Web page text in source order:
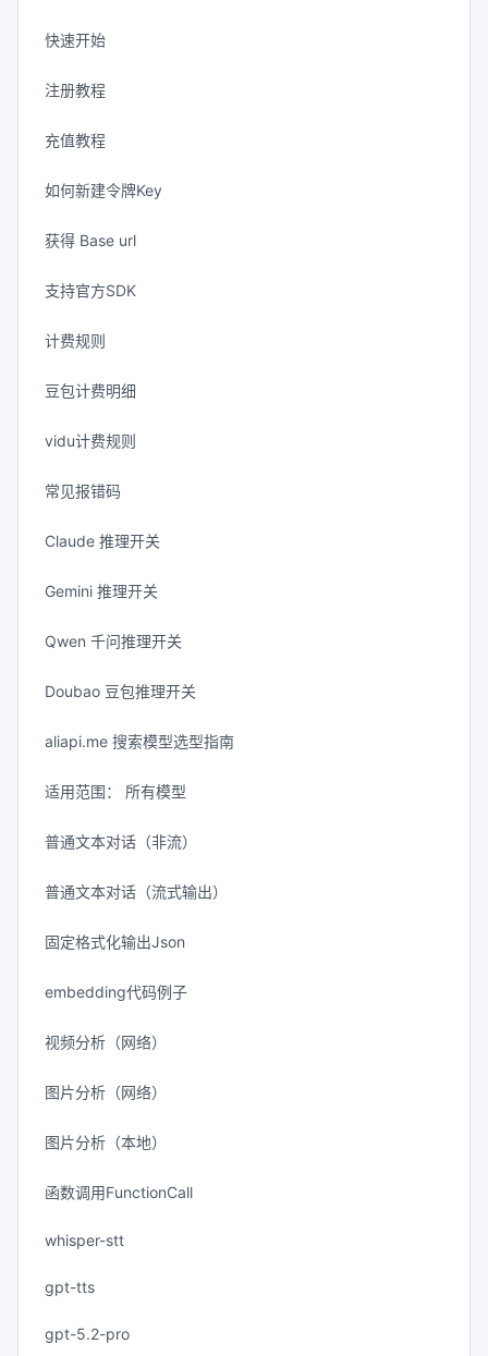
快速开始
注册教程
充值教程
如何新建令牌Key
获得 Base url
支持官方SDK
计费规则
豆包计费明细
vidu计费规则
常见报错码
Claude 推理开关
Gemini 推理开关
Qwen 千问推理开关
Doubao 豆包推理开关
aliapi.me 搜索模型选型指南
适用范围： 所有模型
普通文本对话（非流）
普通文本对话（流式输出）
固定格式化输出Json
embedding代码例子
视频分析（网络）
图片分析（网络）
图片分析（本地）
函数调用FunctionCall
whisper-stt
gpt-tts
gpt-5.2-pro